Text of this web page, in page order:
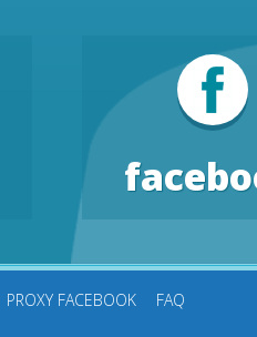
PROXY FACEBOOK
FAQ